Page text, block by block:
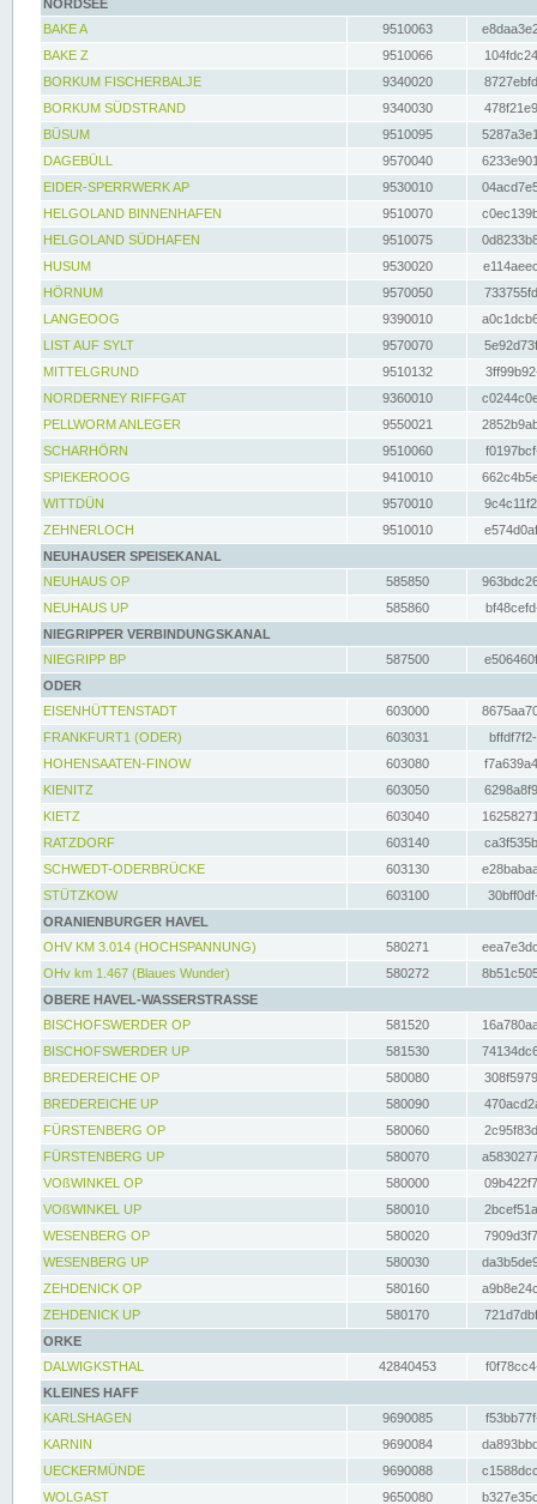
NORDSEE
BAKE A
9510063
BAKE Z
9510066
BORKUM FISCHERBALJE
9340020
BORKUM SÜDSTRAND
9340030
BÜSUM
9510095
DAGEBÜLL
9570040
EIDER-SPERRWERK AP
9530010
HELGOLAND BINNENHAFEN
9510070
HELGOLAND SÜDHAFEN
9510075
HUSUM
9530020
HÖRNUM
9570050
LANGEOOG
9390010
LIST AUF SYLT
9570070
MITTELGRUND
9510132
NORDERNEY RIFFGAT
9360010
PELLWORM ANLEGER
9550021
SCHARHÖRN
9510060
SPIEKEROOG
9410010
WITTDÜN
9570010
ZEHNERLOCH
9510010
NEUHAUSER SPEISEKANAL
NEUHAUS OP
585850
NEUHAUS UP
585860
NIEGRIPPER VERBINDUNGSKANAL
NIEGRIPP BP
587500
ODER
EISENHÜTTENSTADT
603000
FRANKFURT1 (ODER)
603031
HOHENSAATEN-FINOW
603080
KIENITZ
603050
KIETZ
603040
RATZDORF
603140
SCHWEDT-ODERBRÜCKE
603130
STÜTZKOW
603100
ORANIENBURGER HAVEL
OHV KM 3.014 (HOCHSPANNUNG)
580271
OHv km 1.467 (Blaues Wunder)
580272
OBERE HAVEL-WASSERSTRASSE
BISCHOFSWERDER OP
581520
BISCHOFSWERDER UP
581530
BREDEREICHE OP
580080
BREDEREICHE UP
580090
FÜRSTENBERG OP
580060
FÜRSTENBERG UP
580070
VOßWINKEL OP
580000
VOßWINKEL UP
580010
WESENBERG OP
580020
WESENBERG UP
580030
ZEHDENICK OP
580160
ZEHDENICK UP
580170
ORKE
DALWIGKSTHAL
42840453
KLEINES HAFF
KARLSHAGEN
9690085
KARNIN
9690084
UECKERMÜNDE
9690088
WOLGAST
9650080